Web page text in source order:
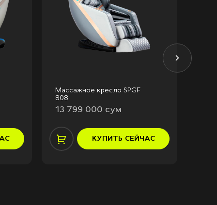
Массажное кресло SPGF
808
13 799 000 сум
КУПИТЬ СЕЙЧАС